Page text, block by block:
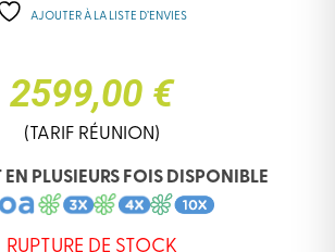
AJOUTER À LA LISTE D’ENVIES
2599,00 €
(TARIF RÉUNION)
EN PLUSIEURS FOIS DISPONIBLE
RUPTURE DE STOCK